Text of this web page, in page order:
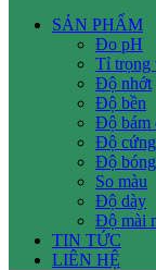
SẢN PHẨM
Đo pH
Tỉ trọng
Độ nhớt
Độ bền
Độ bám
Độ cứng
Độ bóng
So màu
Độ dày
Độ mài
TIN TỨC
LIÊN HỆ